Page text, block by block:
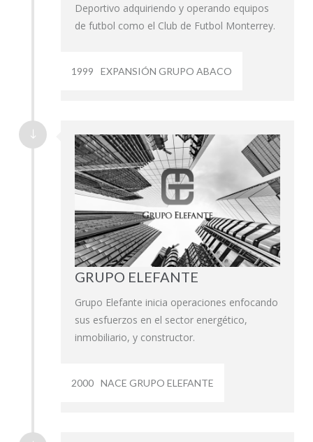
Deportivo adquiriendo y operando equipos
de futbol como el Club de Futbol Monterrey.
1999 EXPANSIÓN GRUPO ABACO
GRUPO ELEFANTE
Grupo Elefante inicia operaciones enfocando
sus esfuerzos en el sector energético,
inmobiliario, y constructor.
2000 NACE GRUPO ELEFANTE